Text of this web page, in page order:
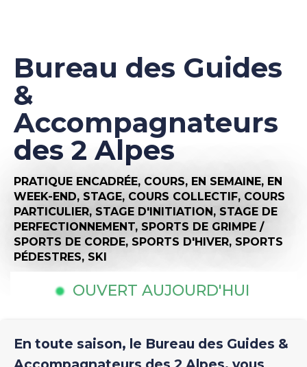
Bureau des Guides
&
Accompagnateurs
des 2 Alpes
PRATIQUE ENCADRÉE, COURS, EN SEMAINE, EN
WEEK-END, STAGE, COURS COLLECTIF, COURS
PARTICULIER, STAGE D'INITIATION, STAGE DE
PERFECTIONNEMENT, SPORTS DE GRIMPE /
SPORTS DE CORDE, SPORTS D'HIVER, SPORTS
PÉDESTRES, SKI
OUVERT AUJOURD'HUI
En toute saison, le Bureau des Guides &